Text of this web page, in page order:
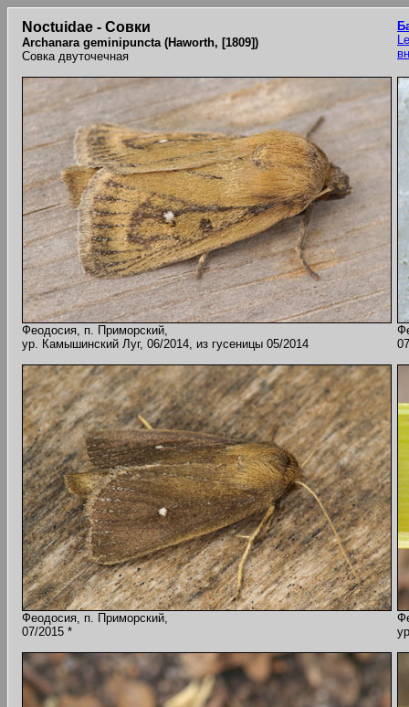
Noctuidae - Совки
Archanara geminipuncta (Haworth, [1809])
Совка двуточечная
Феодосия, п. Приморский,
ур. Камышинский Луг, 06/2014, из гусеницы 05/2014
Феодосия, п. Приморский,
07/2015 *